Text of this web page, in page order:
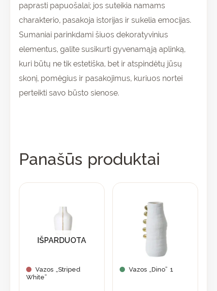
paprasti papuošalai; jos suteikia namams
charakterio, pasakoja istorijas ir sukelia emocijas.
Sumaniai parinkdami šiuos dekoratyvinius
elementus, galite susikurti gyvenamąją aplinką,
kuri būtų ne tik estetiška, bet ir atspindėtų jūsų
skonį, pomėgius ir pasakojimus, kuriuos nortei
perteikti savo būsto sienose.
Panašūs produktai
IŠPARDUOTA
Vazos „Striped
White”
Vazos „Dino” 1